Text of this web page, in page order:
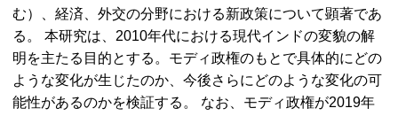
む）、経済、外交の分野における新政策について顕著であ
る。 本研究は、2010年代における現代インドの変貌の解
明を主たる目的とする。モディ政権のもとで具体的にどの
ような変化が生じたのか、今後さらにどのような変化の可
能性があるのかを検証する。 なお、モディ政権が2019年